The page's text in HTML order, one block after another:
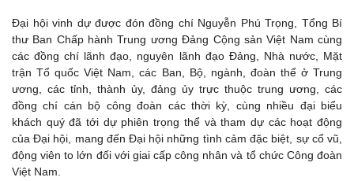
Đại hội vinh dự được đón đồng chí Nguyễn Phú Trọng, Tổng Bí
thư Ban Chấp hành Trung ương Đảng Cộng sản Việt Nam cùng
các đồng chí lãnh đạo, nguyên lãnh đạo Đảng, Nhà nước, Mặt
trận Tổ quốc Việt Nam, các Ban, Bộ, ngành, đoàn thể ở Trung
ương, các tỉnh, thành ủy, đảng ủy trực thuộc trung ương, các
đồng chí cán bộ công đoàn các thời kỳ, cùng nhiều đại biểu
khách quý đã tới dự phiên trọng thể và tham dự các hoạt động
của Đại hội, mang đến Đại hội những tình cảm đặc biệt, sự cổ vũ,
động viên to lớn đối với giai cấp công nhân và tổ chức Công đoàn
Việt Nam.